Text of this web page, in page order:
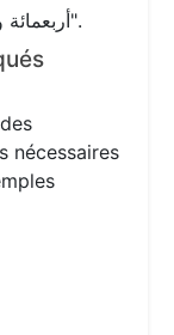
En arabe : 456 → "أربعمائة وستة وخمسون".
nécessaires